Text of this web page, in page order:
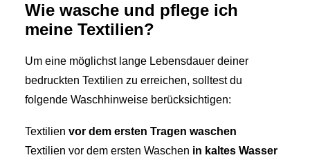
Wie wasche und pflege ich
meine Textilien?
Um eine möglichst lange Lebensdauer deiner
bedruckten Textilien zu erreichen, solltest du
folgende Waschhinweise berücksichtigen:
Textilien vor dem ersten Tragen waschen
Textilien vor dem ersten Waschen in kaltes Wasser